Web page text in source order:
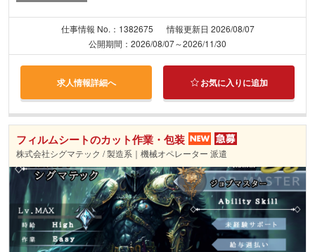
仕事情報 No.：1382675
情報更新日 2026/08/07
公開期間：2026/08/07～2026/11/30
求人情報詳細へ お気に入りに追加
フィルムシートのカット作業・包装
株式会社シグマテック / 製造系｜機械オペレーター 派遣